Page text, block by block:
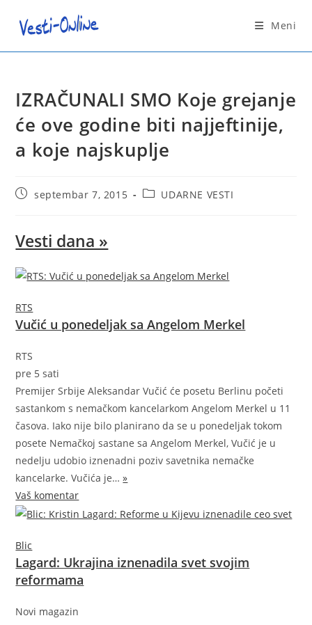
Meni
IZRAČUNALI SMO Koje grejanje
će ove godine biti najjeftinije,
a koje najskuplje
Postseptembar 7, 2015
PostUDARNE VESTI
Vesti dana »
RTS
Vučić u ponedeljak sa Angelom Merkel
RTS
pre 5 sati
Premijer Srbije Aleksandar Vučić će posetu Berlinu početi
sastankom s nemačkom kancelarkom Angelom Merkel u 11
časova. Iako nije bilo planirano da se u ponedeljak tokom
posete Nemačkoj sastane sa Angelom Merkel, Vučić je u
nedelju udobio iznenadni poziv savetnika nemačke
kancelarke. Vučića je…»
Vaš komentar
Blic
Lagard: Ukrajina iznenadila svet svojim
reformama
Novi magazin